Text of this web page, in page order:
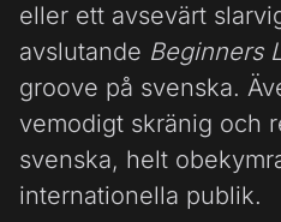
eller ett avsevärt
avslutande Beginners
groove på svenska.
vemodigt skränig och
svenska, helt
internationella publik.